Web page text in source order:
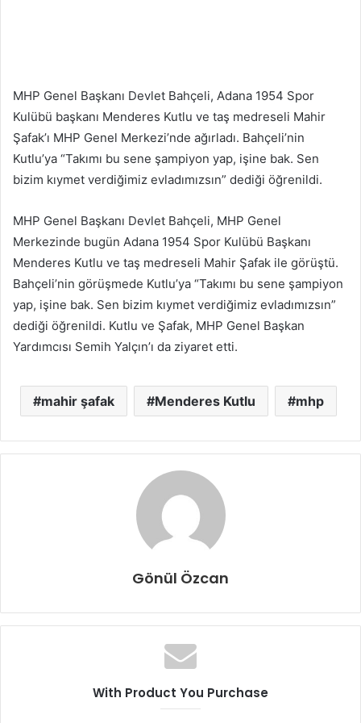
MHP Genel Başkanı Devlet Bahçeli, Adana 1954 Spor
Kulübü başkanı Menderes Kutlu ve taş medreseli Mahir
Şafak’ı MHP Genel Merkezi’nde ağırladı. Bahçeli’nin
Kutlu’ya “Takımı bu sene şampiyon yap, işine bak. Sen
bizim kıymet verdiğimiz evladımızsın” dediği öğrenildi.
MHP Genel Başkanı Devlet Bahçeli, MHP Genel
Merkezinde bugün Adana 1954 Spor Kulübü Başkanı
Menderes Kutlu ve taş medreseli Mahir Şafak ile görüştü.
Bahçeli’nin görüşmede Kutlu’ya “Takımı bu sene şampiyon
yap, işine bak. Sen bizim kıymet verdiğimiz evladımızsın”
dediği öğrenildi. Kutlu ve Şafak, MHP Genel Başkan
Yardımcısı Semih Yalçın’ı da ziyaret etti.
mahir şafak Menderes Kutlu mhp
Gönül Özcan
With Product You Purchase